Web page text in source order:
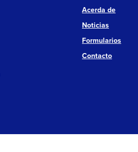
Acerda de
Noticias
Formularios
Contacto